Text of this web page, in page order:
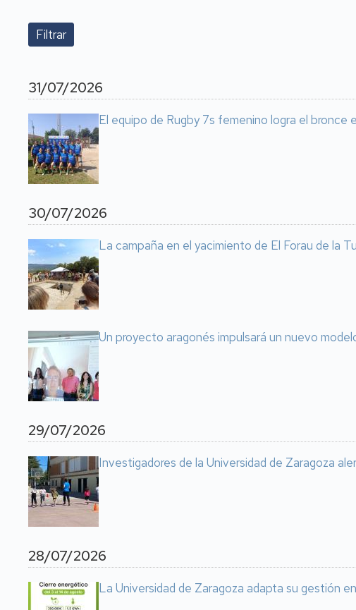
31/07/2026
El equipo de Rugby 7s femenino logra el
30/07/2026
La campaña en el yacimiento de El Forau de la
Un proyecto aragonés impulsará un nuevo
29/07/2026
Investigadores de la Universidad de Zaragoza
28/07/2026
La Universidad de Zaragoza adapta su gestión